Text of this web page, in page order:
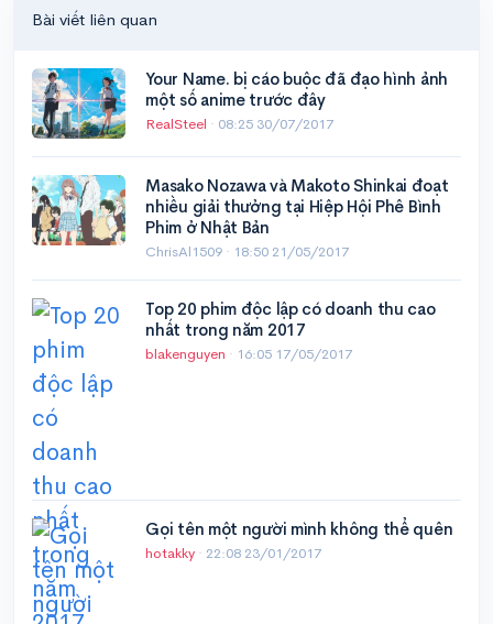
Bài viết liên quan
Your Name. bị cáo buộc đã đạo hình ảnh
một số anime trước đây
RealSteel · 08:25 30/07/2017
Masako Nozawa và Makoto Shinkai đoạt
nhiều giải thưởng tại Hiệp Hội Phê Bình
Phim ở Nhật Bản
ChrisAl1509 · 18:50 21/05/2017
Top 20 phim độc lập có doanh thu cao
nhất trong năm 2017
blakenguyen · 16:05 17/05/2017
Gọi tên một người mình không thể quên
hotakky · 22:08 23/01/2017